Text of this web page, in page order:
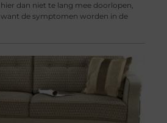
hier dan niet te lang mee doorlopen,
want de symptomen worden in de